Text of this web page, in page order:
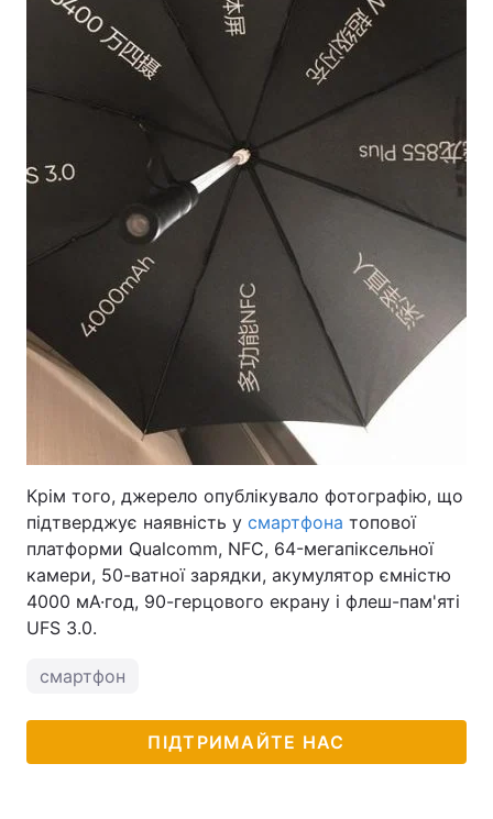
Крім того, джерело опублікувало фотографію, що
підтверджує наявність у смартфона топової
платформи Qualcomm, NFC, 64-мегапіксельної
камери, 50-ватної зарядки, акумулятор ємністю
4000 мА·год, 90-герцового екрану і флеш-пам'яті
UFS 3.0.
смартфон
ПІДТРИМАЙТЕ НАС